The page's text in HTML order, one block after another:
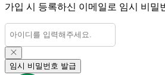
가입 시 등록하신 이메일로 임시 비밀
임시 비밀번호 발급